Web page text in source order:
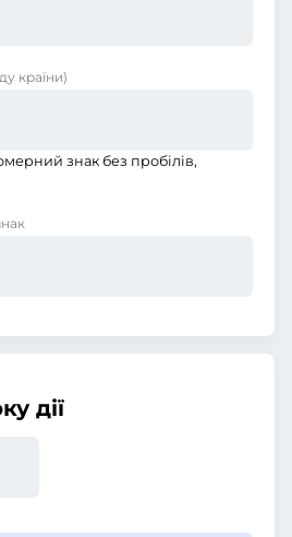
країни)
знак без пробілів,
дії